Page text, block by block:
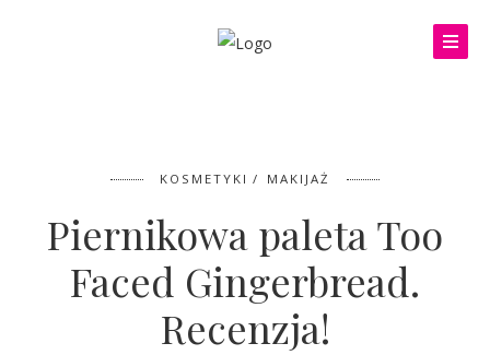
KOSMETYKI MAKIJAŻ
Piernikowa paleta Too
Faced Gingerbread.
Recenzja!